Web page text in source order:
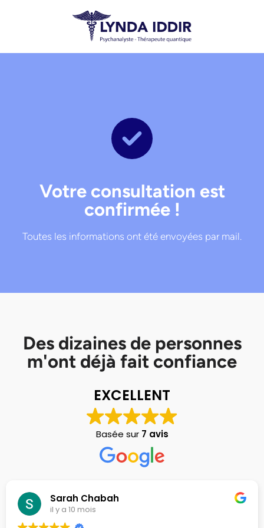
Votre consultation est
confirmée !
Toutes les informations ont été envoyées par mail.
Des dizaines de personnes
m'ont déjà fait confiance
EXCELLENT
Basée sur 7 avis
Sarah Chabah
il y a 10 mois